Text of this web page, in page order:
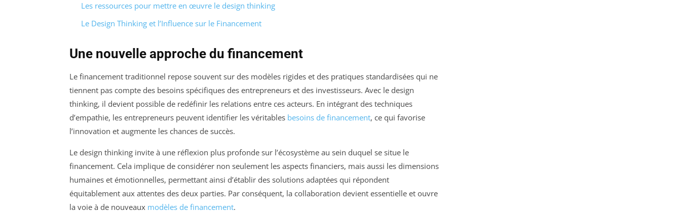
Les ressources pour mettre en œuvre le design thinking
Le Design Thinking et l’Influence sur le Financement
Une nouvelle approche du financement
Le financement traditionnel repose souvent sur des modèles rigides et des pratiques standardisées qui ne
tiennent pas compte des besoins spécifiques des entrepreneurs et des investisseurs. Avec le design
thinking, il devient possible de redéfinir les relations entre ces acteurs. En intégrant des techniques
d’empathie, les entrepreneurs peuvent identifier les véritables besoins de financement, ce qui favorise
l’innovation et augmente les chances de succès.
Le design thinking invite à une réflexion plus profonde sur l’écosystème au sein duquel se situe le
financement. Cela implique de considérer non seulement les aspects financiers, mais aussi les dimensions
humaines et émotionnelles, permettant ainsi d’établir des solutions adaptées qui répondent
équitablement aux attentes des deux parties. Par conséquent, la collaboration devient essentielle et ouvre
la voie à de nouveaux modèles de financement.